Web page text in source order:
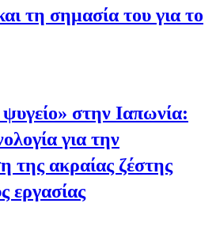
τη σημασία του για το
στην Ιαπωνία:
για την
της ακραίας ζέστης
εργασίας